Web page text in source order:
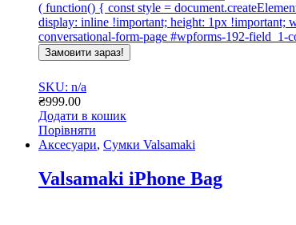
( function() { const style =
display: inline !important; height: 1px
conversational-form-page #wpforms-192-field_1-
Замовити зараз!
SKU: n/a
₴999.00
Додати в кошик
Порівняти
Аксесуари, Сумки Valsamaki
Valsamaki iPhone Bag